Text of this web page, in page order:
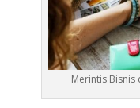
Merintis Bisnis